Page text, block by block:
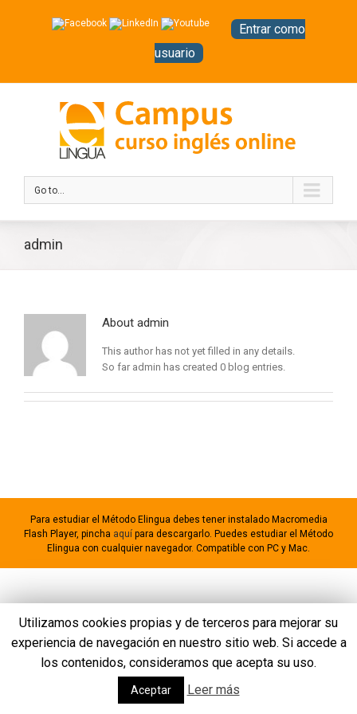
Entrar como
usuario
Go to...
admin
About admin
This author has not yet filled in any details.
So far admin has created 0 blog entries.
Para estudiar el Método Elingua debes tener instalado Macromedia
Flash Player, pincha aquí para descargarlo. Puedes estudiar el Método
Elingua con cualquier navegador. Compatible con PC y Mac.
Utilizamos cookies propias y de terceros para mejorar su
experiencia de navegación en nuestro sitio web. Si accede a
los contenidos, consideramos que acepta su uso.
Aceptar Leer más